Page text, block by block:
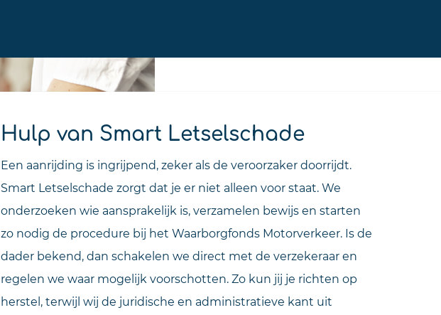
Hulp van Smart Letselschade
Een aanrijding is ingrijpend, zeker als de veroorzaker doorrijdt.
Smart Letselschade zorgt dat je er niet alleen voor staat. We
onderzoeken wie aansprakelijk is, verzamelen bewijs en starten
zo nodig de procedure bij het Waarborgfonds Motorverkeer. Is de
dader bekend, dan schakelen we direct met de verzekeraar en
regelen we waar mogelijk voorschotten. Zo kun jij je richten op
herstel, terwijl wij de juridische en administratieve kant uit